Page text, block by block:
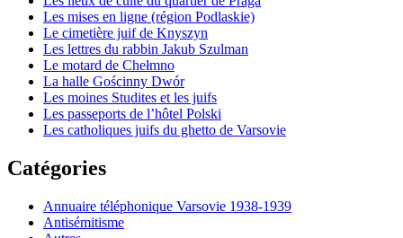
Les mises en ligne (région Podlaskie)
Le cimetière juif de Knyszyn
Les lettres du rabbin Jakub Szulman
Le motard de Chełmno
La halle Gościnny Dwór
Les moines Studites et les juifs
Les passeports de l’hôtel Polski
Les catholiques juifs du ghetto de Varsovie
Catégories
Annuaire téléphonique Varsovie 1938-1939
Antisémitisme